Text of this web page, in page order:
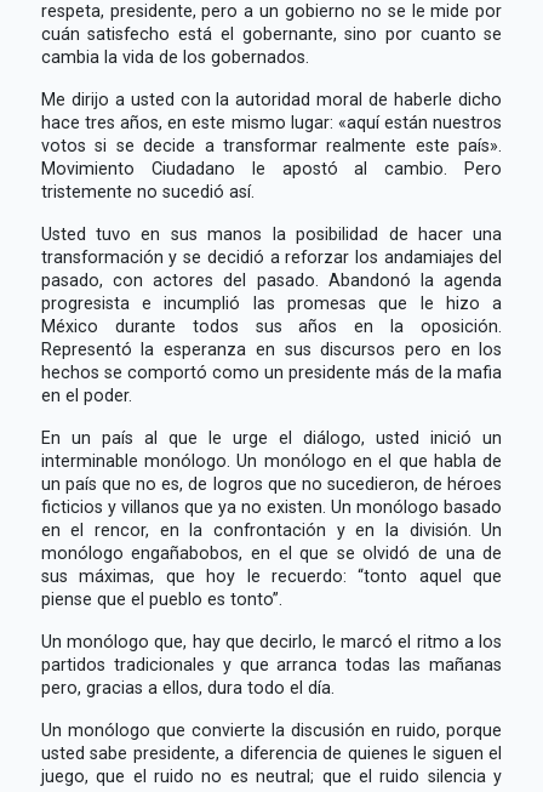
respeta, presidente, pero a un gobierno no se le mide por
cuán satisfecho está el gobernante, sino por cuanto se
cambia la vida de los gobernados.
Me dirijo a usted con la autoridad moral de haberle dicho
hace tres años, en este mismo lugar: «aquí están nuestros
votos si se decide a transformar realmente este país».
Movimiento Ciudadano le apostó al cambio. Pero
tristemente no sucedió así.
Usted tuvo en sus manos la posibilidad de hacer una
transformación y se decidió a reforzar los andamiajes del
pasado, con actores del pasado. Abandonó la agenda
progresista e incumplió las promesas que le hizo a
México durante todos sus años en la oposición.
Representó la esperanza en sus discursos pero en los
hechos se comportó como un presidente más de la mafia
en el poder.
En un país al que le urge el diálogo, usted inició un
interminable monólogo. Un monólogo en el que habla de
un país que no es, de logros que no sucedieron, de héroes
ficticios y villanos que ya no existen. Un monólogo basado
en el rencor, en la confrontación y en la división. Un
monólogo engañabobos, en el que se olvidó de una de
sus máximas, que hoy le recuerdo: “tonto aquel que
piense que el pueblo es tonto”.
Un monólogo que, hay que decirlo, le marcó el ritmo a los
partidos tradicionales y que arranca todas las mañanas
pero, gracias a ellos, dura todo el día.
Un monólogo que convierte la discusión en ruido, porque
usted sabe presidente, a diferencia de quienes le siguen el
juego, que el ruido no es neutral; que el ruido silencia y